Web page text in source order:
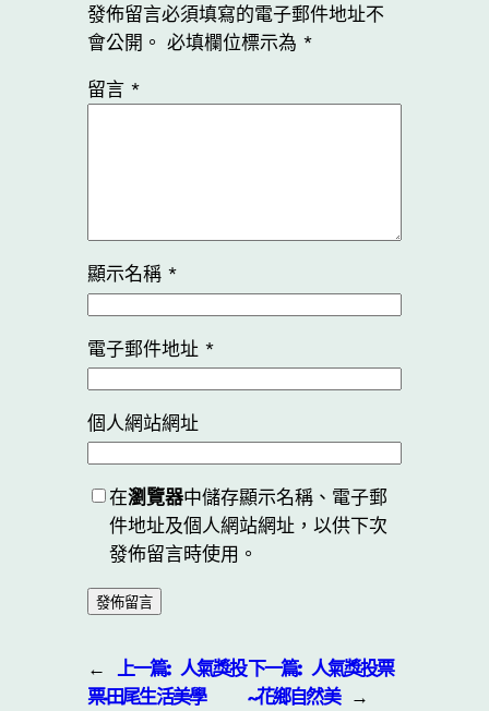
發佈留言必須填寫的電子郵件地址不
會公開。 必填欄位標示為 *
留言 *
顯示名稱 *
電子郵件地址 *
個人網站網址
在瀏覽器中儲存顯示名稱、電子郵
件地址及個人網站網址，以供下次
發佈留言時使用。
← 上一篇: 人氣獎投
票-田尾生活美學
下一篇: 人氣獎投票
~花鄉自然美 →